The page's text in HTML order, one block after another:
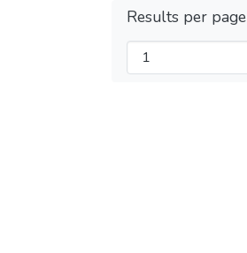
Results per page